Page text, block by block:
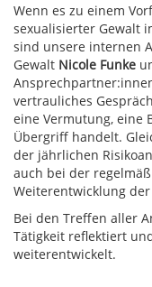
Wenn es zu einem
sexualisierter Gewalt
sind unsere internen
Gewalt Nicole Funke
vertrauliches
eine Vermutung, eine
Übergriff handelt.
der jährlichen
auch bei der
Weiterentwicklung
Bei den Treffen aller
Tätigkeit reflektiert
weiterentwickelt.